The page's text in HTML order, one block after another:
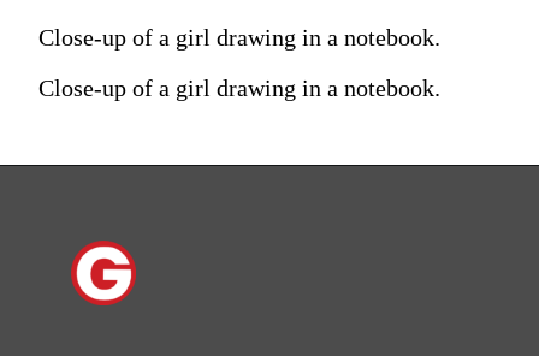
Close-up of a girl drawing in a notebook.
Close-up of a girl drawing in a notebook.